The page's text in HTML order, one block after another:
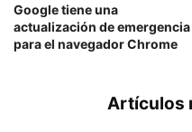
Google tiene una
actualización de emergencia
para el navegador Chrome
Artículos